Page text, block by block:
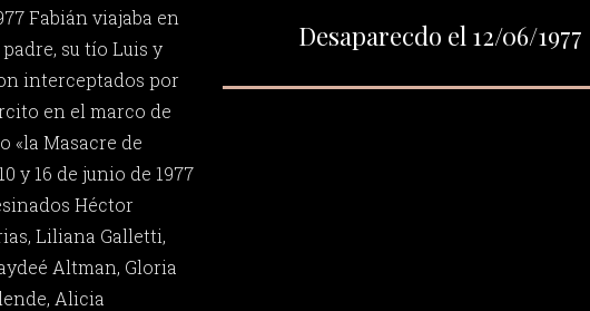
Fabián viajaba en
su tío Luis y
interceptados por
en el marco de
«la Masacre de
y 16 de junio de 1977
Héctor
Liliana Galletti,
Altman, Gloria
Alicia
Desaparecdo el 12/06/1977